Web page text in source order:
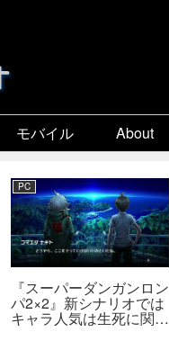
モバイル About
PC
『スーパーダンガンロン
パ2×2』新シナリオでは
キャラ人気は生死に関係